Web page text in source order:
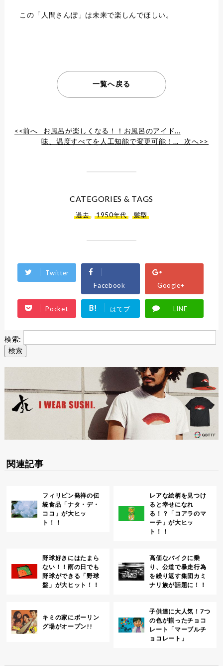
この「人間さんぽ」は未来で楽しんでほしい。
一覧へ戻る
<<前へ お風呂が楽しくなる！！お風呂のアイド...
味、温度すべてを人工知能で変更可能！... 次へ>>
CATEGORIES & TAGS
過去 , 1950年代 , 髪型
Twitter
Facebook
Google+
Pocket B! はてブ LINE
検索:
関連記事
フィリピン発祥の伝
統食品「ナタ・デ・
ココ」が大ヒッ
ト！！
レアな絵柄を見つけ
ると幸せになれ
る！？「コアラのマ
ーチ」が大ヒッ
ト！！
野球好きにはたまら
ない！！雨の日でも
野球ができる「野球
盤」が大ヒット！！
高価なバイクに乗
り、公道で暴走行為
を繰り返す集団カミ
ナリ族が話題に！！
キミの家にボーリン
グ場がオープン!!
子供達に大人気！7つ
の色が揃ったチョコ
レート「マーブルチ
ョコレート」